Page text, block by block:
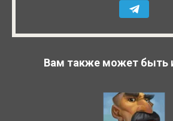
Вам также может быть